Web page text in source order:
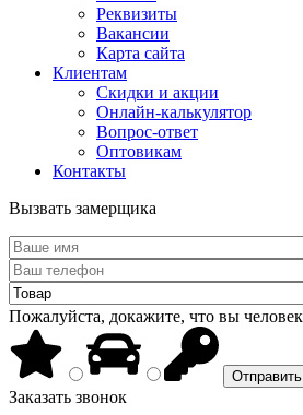
Реквизиты
Вакансии
Карта сайта
Клиентам
Скидки и акции
Онлайн-калькулятор
Вопрос-ответ
Оптовикам
Контакты
Вызвать замерщика
Пожалуйста, докажите, что вы
Заказать звонок